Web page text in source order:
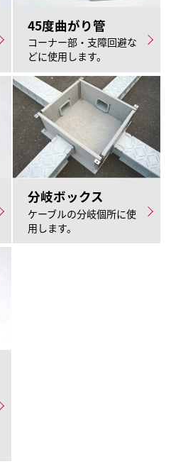
45度曲がり管
コーナー部・支障回避な
どに使用します。
分岐ボックス
ケーブルの分岐個所に使
用します。